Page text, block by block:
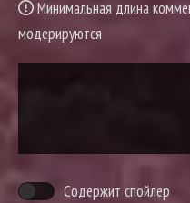
Минимальная длина
модерируются
Содержит спойлер